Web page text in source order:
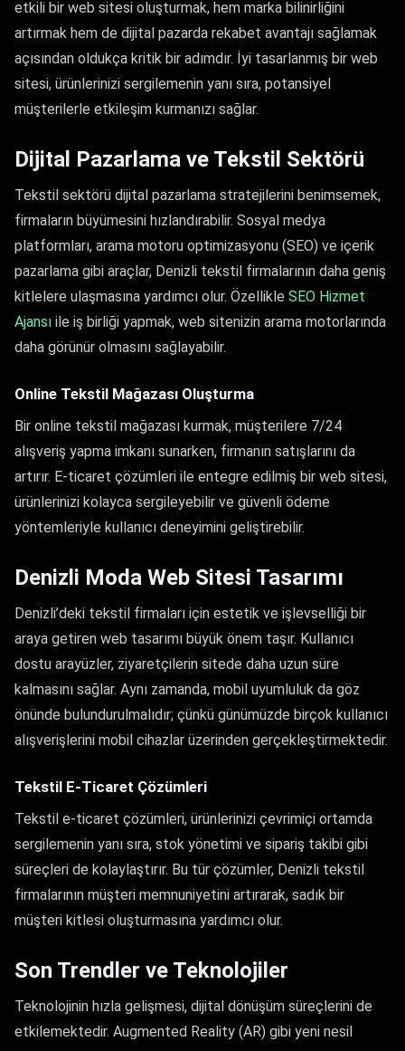
etkili bir web sitesi oluşturmak, hem marka bilinirliğini
artırmak hem de dijital pazarda rekabet avantajı sağlamak
açısından oldukça kritik bir adımdır. İyi tasarlanmış bir web
sitesi, ürünlerinizi sergilemenin yanı sıra, potansiyel
müşterilerle etkileşim kurmanızı sağlar.
Dijital Pazarlama ve Tekstil Sektörü
Tekstil sektörü dijital pazarlama stratejilerini benimsemek,
firmaların büyümesini hızlandırabilir. Sosyal medya
platformları, arama motoru optimizasyonu (SEO) ve içerik
pazarlama gibi araçlar, Denizli tekstil firmalarının daha geniş
kitlelere ulaşmasına yardımcı olur. Özellikle SEO Hizmet
Ajansı​ ile iş birliği yapmak, web sitenizin arama motorlarında
daha görünür olmasını sağlayabilir.
Online Tekstil Mağazası Oluşturma
Bir online tekstil mağazası kurmak, müşterilere 7/24
alışveriş yapma imkanı sunarken, firmanın satışlarını da
artırır. E-ticaret çözümleri ile entegre edilmiş bir web sitesi,
ürünlerinizi kolayca sergileyebilir ve güvenli ödeme
yöntemleriyle kullanıcı deneyimini geliştirebilir.
Denizli Moda Web Sitesi Tasarımı
Denizli’deki tekstil firmaları için estetik ve işlevselliği bir
araya getiren web tasarımı büyük önem taşır. Kullanıcı
dostu arayüzler, ziyaretçilerin sitede daha uzun süre
kalmasını sağlar. Aynı zamanda, mobil uyumluluk da göz
önünde bulundurulmalıdır; çünkü günümüzde birçok kullanıcı
alışverişlerini mobil cihazlar üzerinden gerçekleştirmektedir.
Tekstil E-Ticaret Çözümleri
Tekstil e-ticaret çözümleri, ürünlerinizi çevrimiçi ortamda
sergilemenin yanı sıra, stok yönetimi ve sipariş takibi gibi
süreçleri de kolaylaştırır. Bu tür çözümler, Denizli tekstil
firmalarının müşteri memnuniyetini artırarak, sadık bir
müşteri kitlesi oluşturmasına yardımcı olur.
Son Trendler ve Teknolojiler
Teknolojinin hızla gelişmesi, dijital dönüşüm süreçlerini de
etkilemektedir. Augmented Reality (AR) gibi yeni nesil